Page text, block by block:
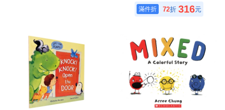
72折 316元